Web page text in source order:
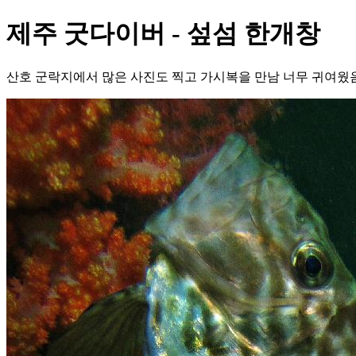
제주 굿다이버 - 섶섬 한개창
산호 군락지에서 많은 사진도 찍고 가시복을 만남 너무 귀여웠